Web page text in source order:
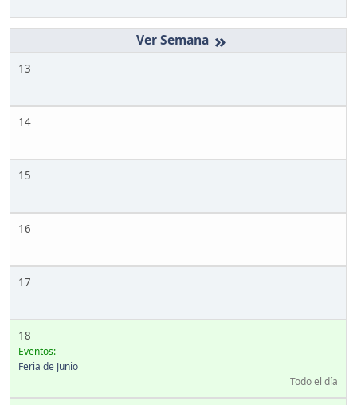
»
13
14
15
16
17
18
Eventos:
Feria de Junio
Todo el día